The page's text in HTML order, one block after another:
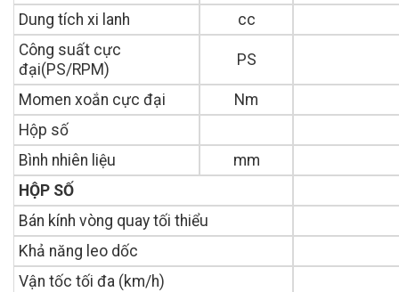
Dung tích xi lanh
cc
Công suất cực
đại(PS/RPM)
PS
Momen xoắn cực đại
Nm
Hộp số
Bình nhiên liệu
mm
HỘP SỐ
Bán kính vòng quay tối thiểu
Khả năng leo dốc
Vận tốc tối đa (km/h)